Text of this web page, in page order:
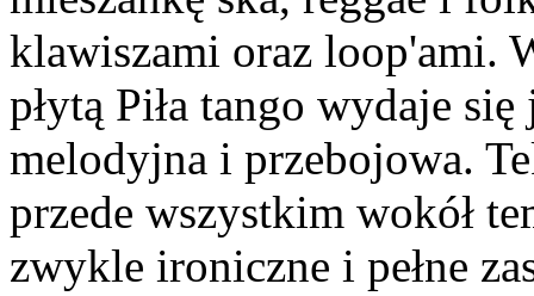
klawiszami oraz loop'ami.
płytą Piła tango wydaje
melodyjna i przebojowa.
przede wszystkim wokół
zwykle ironiczne i pełne